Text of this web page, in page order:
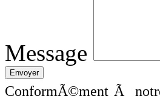
Message
ConformÃ©ment Ã